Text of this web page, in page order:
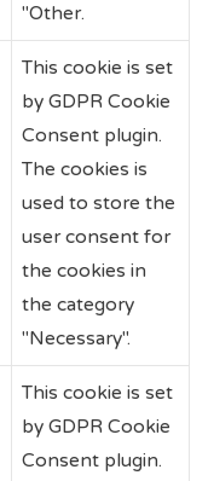
"Other.
This cookie is set
by GDPR Cookie
Consent plugin.
The cookies is
used to store the
user consent for
the cookies in
the category
"Necessary".
This cookie is set
by GDPR Cookie
Consent plugin.